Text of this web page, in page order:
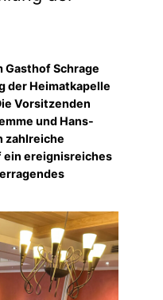
Gasthof Schrage
der Heimatkapelle
Vorsitzenden
und Hans-
zahlreiche
ein ereignisreiches